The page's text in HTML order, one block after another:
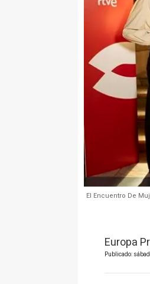
El Encuentro De
Europa
Publicado: